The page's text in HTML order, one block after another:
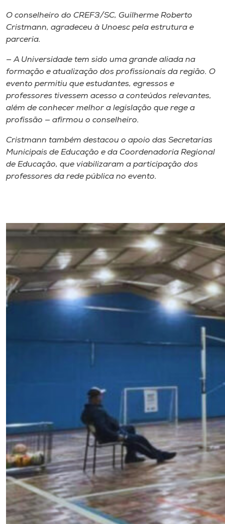
O conselheiro do CREF3/SC, Guilherme Roberto
Cristmann, agradeceu à Unoesc pela estrutura e
parceria.
— A Universidade tem sido uma grande aliada na
formação e atualização dos profissionais da região. O
evento permitiu que estudantes, egressos e
professores tivessem acesso a conteúdos relevantes,
além de conhecer melhor a legislação que rege a
profissão — afirmou o conselheiro.
Cristmann também destacou o apoio das Secretarias
Municipais de Educação e da Coordenadoria Regional
de Educação, que viabilizaram a participação dos
professores da rede pública no evento.